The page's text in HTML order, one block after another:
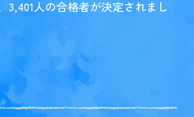
3,401人の合格者が決定されまし